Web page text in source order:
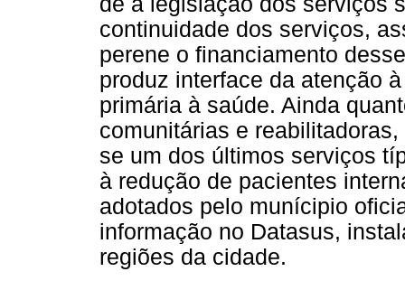
continuidade dos serviços,
perene o financiamento
produz interface da atenção
primária à saúde. Ainda
comunitárias e
se um dos últimos serviços
à redução de pacientes
adotados pelo munícipio
informação no Datasus,
regiões da cidade.